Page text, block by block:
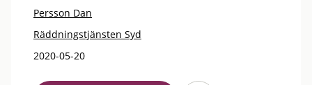
Persson Dan
Räddningstjänsten Syd
2020-05-20